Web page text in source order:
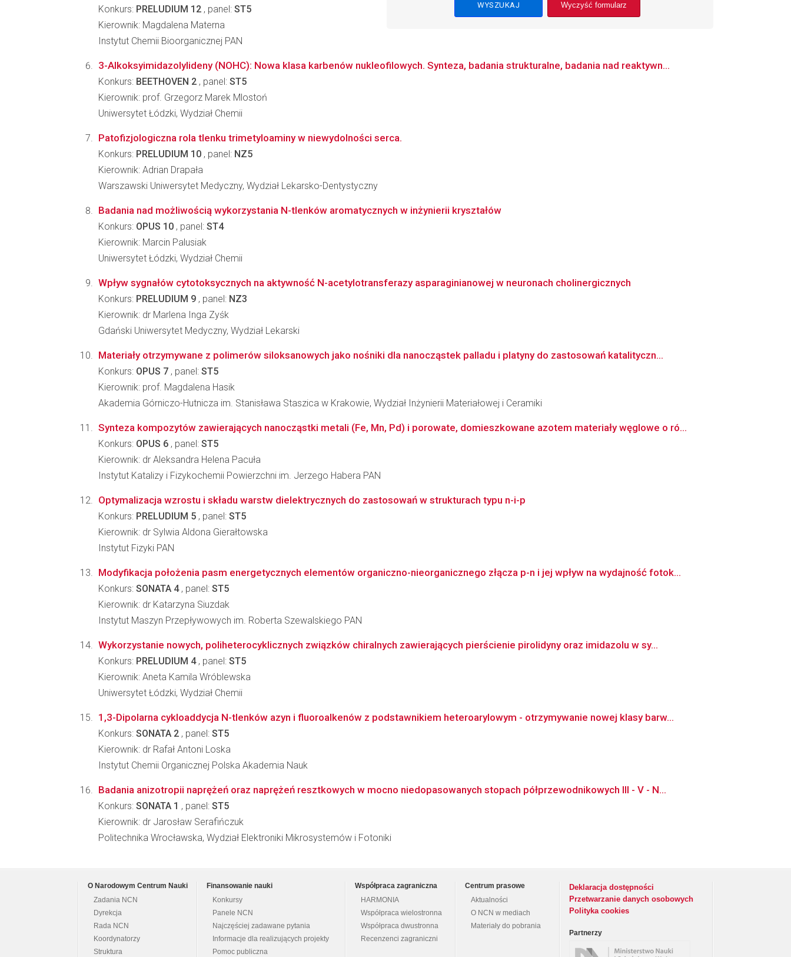
Wyczyść formularz
Konkurs: PRELUDIUM 12 , panel: ST5
Kierownik: Magdalena Materna
Instytut Chemii Bioorganicznej PAN
3-Alkoksyimidazolylideny (NOHC): Nowa klasa karbenów nukleofilowych. Synteza, badania strukturalne, badania nad reaktywn...
Konkurs: BEETHOVEN 2 , panel: ST5
Kierownik: prof. Grzegorz Marek Mlostoń
Uniwersytet Łódzki, Wydział Chemii
Patofizjologiczna rola tlenku trimetyloaminy w niewydolności serca.
Konkurs: PRELUDIUM 10 , panel: NZ5
Kierownik: Adrian Drapała
Warszawski Uniwersytet Medyczny, Wydział Lekarsko-Dentystyczny
Badania nad możliwością wykorzystania N-tlenków aromatycznych w inżynierii kryształów
Konkurs: OPUS 10 , panel: ST4
Kierownik: Marcin Palusiak
Uniwersytet Łódzki, Wydział Chemii
Wpływ sygnałów cytotoksycznych na aktywność N-acetylotransferazy asparaginianowej w neuronach cholinergicznych
Konkurs: PRELUDIUM 9 , panel: NZ3
Kierownik: dr Marlena Inga Zyśk
Gdański Uniwersytet Medyczny, Wydział Lekarski
Materiały otrzymywane z polimerów siloksanowych jako nośniki dla nanocząstek palladu i platyny do zastosowań katalityczn...
Konkurs: OPUS 7 , panel: ST5
Kierownik: prof. Magdalena Hasik
Akademia Górniczo-Hutnicza im. Stanisława Staszica w Krakowie, Wydział Inżynierii Materiałowej i Ceramiki
Synteza kompozytów zawierających nanocząstki metali (Fe, Mn, Pd) i porowate, domieszkowane azotem materiały węglowe o ró...
Konkurs: OPUS 6 , panel: ST5
Kierownik: dr Aleksandra Helena Pacuła
Instytut Katalizy i Fizykochemii Powierzchni im. Jerzego Habera PAN
Optymalizacja wzrostu i składu warstw dielektrycznych do zastosowań w strukturach typu n-i-p
Konkurs: PRELUDIUM 5 , panel: ST5
Kierownik: dr Sylwia Aldona Gierałtowska
Instytut Fizyki PAN
Modyfikacja położenia pasm energetycznych elementów organiczno-nieorganicznego złącza p-n i jej wpływ na wydajność fotok...
Konkurs: SONATA 4, panel: ST5
Kierownik: dr Katarzyna Siuzdak
Instytut Maszyn Przepływowych im. Roberta Szewalskiego PAN
Wykorzystanie nowych, poliheterocyklicznych związków chiralnych zawierających pierścienie pirolidyny oraz imidazolu w sy...
Konkurs: PRELUDIUM 4, panel: ST5
Kierownik: Aneta Kamila Wróblewska
Uniwersytet Łódzki, Wydział Chemii
1,3-Dipolarna cykloaddycja N-tlenków azyn i fluoroalkenów z podstawnikiem heteroarylowym - otrzymywanie nowej klasy barw...
Konkurs: SONATA 2 , panel: ST5
Kierownik: dr Rafał Antoni Loska
Instytut Chemii Organicznej Polska Akademia Nauk
Badania anizotropii naprężeń oraz naprężeń resztkowych w mocno niedopasowanych stopach półprzewodnikowych III - V - N...
Konkurs: SONATA 1 , panel: ST5
Kierownik: dr Jarosław Serafińczuk
Politechnika Wrocławska, Wydział Elektroniki Mikrosystemów i Fotoniki
O Narodowym Centrum Nauki
Zadania NCN
Dyrekcja
Rada NCN
Koordynatorzy
Struktura
Finansowanie nauki
Konkursy
Panele NCN
Najczęściej zadawane pytania
Informacje dla realizujących projekty
Pomoc publiczna
Współpraca zagraniczna
HARMONIA
Współpraca wielostronna
Współpraca dwustronna
Recenzenci zagraniczni
Centrum prasowe
Aktualności
O NCN w mediach
Materiały do pobrania
Deklaracja dostępności
Przetwarzanie danych osobowych
Polityka cookies
Partnerzy